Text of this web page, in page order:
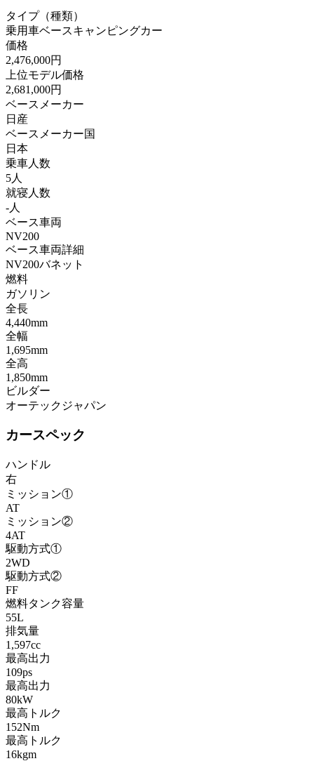
タイプ（種類）
乗用車ベースキャンピングカー
価格
2,476,000円
上位モデル価格
2,681,000円
ベースメーカー
日産
ベースメーカー国
日本
乗車人数
5人
就寝人数
-人
ベース車両
NV200
ベース車両詳細
NV200バネット
燃料
ガソリン
全長
4,440mm
全幅
1,695mm
全高
1,850mm
ビルダー
オーテックジャパン
カースペック
ハンドル
右
ミッション①
AT
ミッション②
4AT
駆動方式①
2WD
駆動方式②
FF
燃料タンク容量
55L
排気量
1,597cc
最高出力
109ps
最高出力
80kW
最高トルク
152Nm
最高トルク
16kgm